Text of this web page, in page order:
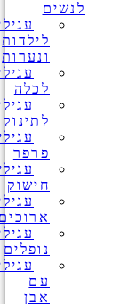
לנשים
לילדות
ונערות
לכלה
פרפר
חישוק
ארוכים
נופלים
עם
אבן